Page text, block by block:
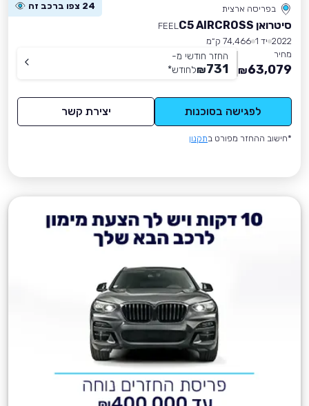
בפריסה ארצית 24 צפו ברכב זה
סיטרואן C5 AIRCROSS
FEEL
2022 יד 1
74,466 ק״מ
מחיר
63,079
₪
החזר חודשי מ-
731
₪לחודש*
לפגישה בסוכנות יצירת קשר
*חישוב ההחזר מפורט בתקנון